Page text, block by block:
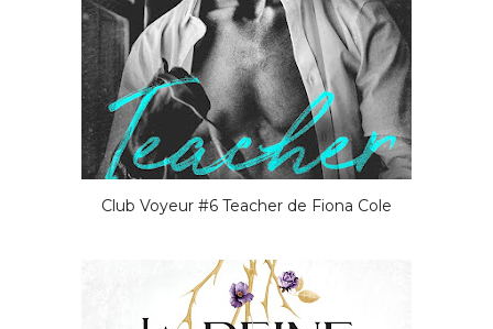
Club Voyeur #6 Teacher de Fiona Cole